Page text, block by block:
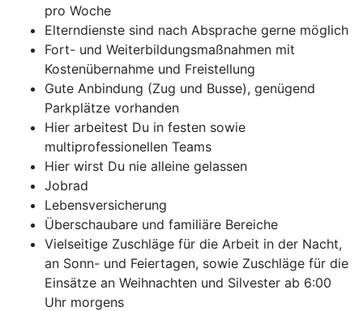
pro Woche
Elterndienste sind nach Absprache gerne möglich
Fort- und Weiterbildungsmaßnahmen mit
Kostenübernahme und Freistellung
Gute Anbindung (Zug und Busse), genügend
Parkplätze vorhanden
Hier arbeitest Du in festen sowie
multiprofessionellen Teams
Hier wirst Du nie alleine gelassen
Jobrad
Lebensversicherung
Überschaubare und familiäre Bereiche
Vielseitige Zuschläge für die Arbeit in der Nacht,
an Sonn- und Feiertagen, sowie Zuschläge für die
Einsätze an Weihnachten und Silvester ab 6:00
Uhr morgens